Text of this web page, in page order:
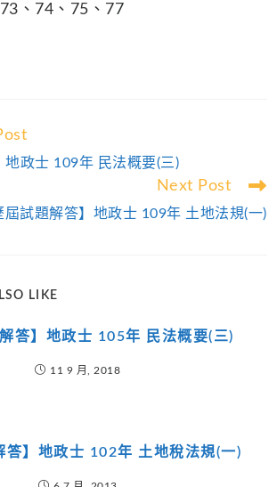
、74、75、77
地政士 109年 民法概要(三)
Next Post
屆試題解答】地政士 109年 土地法規(一)
LIKE
解答】地政士 105年 民法概要(三)
11 9 月, 2018
答】地政士 102年 土地稅法規(一)